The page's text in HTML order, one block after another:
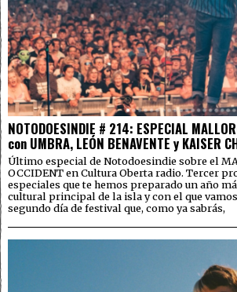
NOTODOESINDIE # 214: ESPECIAL
con UMBRA, LEÓN BENAVENTE y KAISER
Último especial de Notodoesindie sobre el
OCCIDENT en Cultura Oberta radio. Tercer
especiales que te hemos preparado un año
cultural principal de la isla y con el que
segundo día de festival que, como ya sabrás,